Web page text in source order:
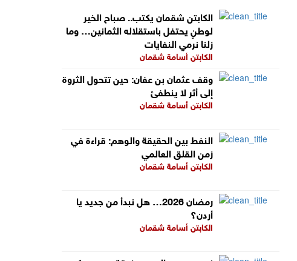
الكابتن شقمان يكتب.. صباح الخير
لوطنٍ يحتفل باستقلاله الثمانين… وما
زلنا نرمي النفايات
الكابتن أسامة شقمان
وقف عثمان بن عفان: حين تتحول الثروة
إلى أثر لا ينطفئ
الكابتن أسامة شقمان
النفط بين الحقيقة والوهم: قراءة في
زمن القلق العالمي
الكابتن أسامة شقمان
رمضان 2026… هل نبدأ من جديد يا
أردن؟
الكابتن أسامة شقمان